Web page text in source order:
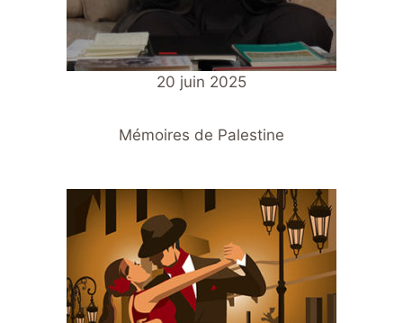
20 juin 2025
Mémoires de Palestine